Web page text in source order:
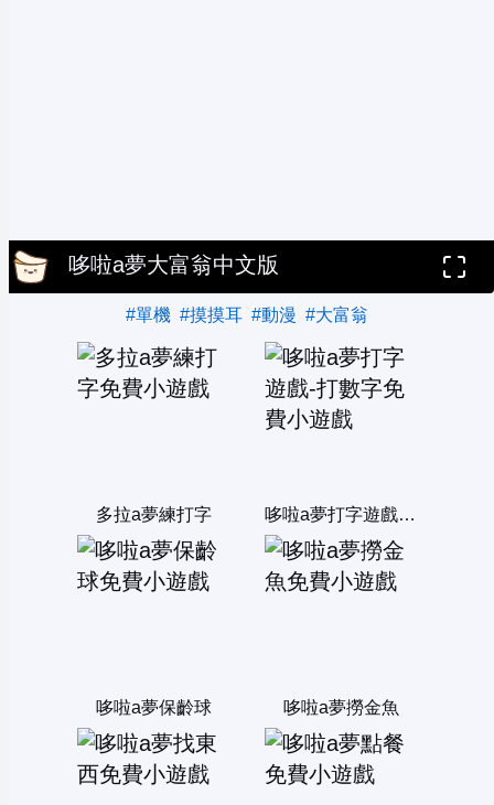
哆啦a夢大富翁中文版
#單機 #摸摸耳 #動漫 #大富翁
多拉a夢練打字 哆啦a夢打字遊戲-打數字
哆啦a夢保齡球 哆啦a夢撈金魚